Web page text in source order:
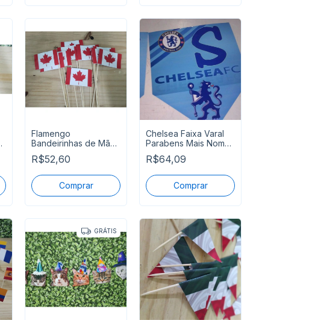
Flamengo
Bandeirinhas de Mão
12 Unidades
R$52,60
Chelsea Faixa Varal
Parabens Mais Nome
Pronta Entrega
R$64,09
GRÁTIS